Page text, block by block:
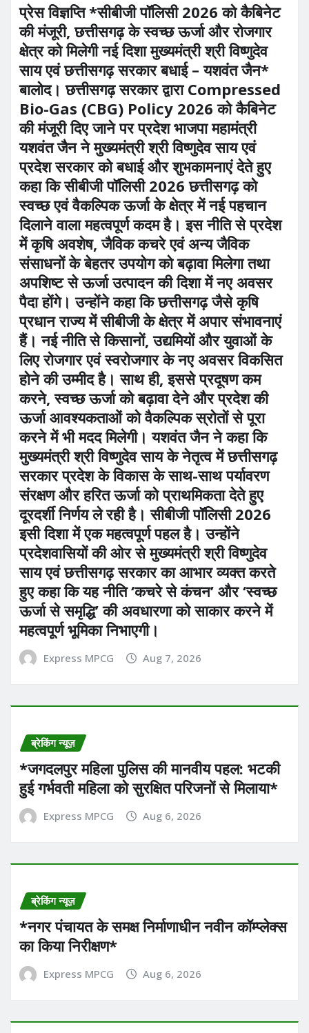
प्रेस विज्ञप्ति *सीबीजी पॉलिसी 2026 को कैबिनेट
की मंजूरी, छत्तीसगढ़ के स्वच्छ ऊर्जा और रोजगार
क्षेत्र को मिलेगी नई दिशा मुख्यमंत्री श्री विष्णुदेव
साय एवं छत्तीसगढ़ सरकार बधाई – यशवंत जैन*
बालोद। छत्तीसगढ़ सरकार द्वारा Compressed
Bio-Gas (CBG) Policy 2026 को कैबिनेट
की मंजूरी दिए जाने पर प्रदेश भाजपा महामंत्री
यशवंत जैन ने मुख्यमंत्री श्री विष्णुदेव साय एवं
प्रदेश सरकार को बधाई और शुभकामनाएं देते हुए
कहा कि सीबीजी पॉलिसी 2026 छत्तीसगढ़ को
स्वच्छ एवं वैकल्पिक ऊर्जा के क्षेत्र में नई पहचान
दिलाने वाला महत्वपूर्ण कदम है। इस नीति से प्रदेश
में कृषि अवशेष, जैविक कचरे एवं अन्य जैविक
संसाधनों के बेहतर उपयोग को बढ़ावा मिलेगा तथा
अपशिष्ट से ऊर्जा उत्पादन की दिशा में नए अवसर
पैदा होंगे। उन्होंने कहा कि छत्तीसगढ़ जैसे कृषि
प्रधान राज्य में सीबीजी के क्षेत्र में अपार संभावनाएं
हैं। नई नीति से किसानों, उद्यमियों और युवाओं के
लिए रोजगार एवं स्वरोजगार के नए अवसर विकसित
होने की उम्मीद है। साथ ही, इससे प्रदूषण कम
करने, स्वच्छ ऊर्जा को बढ़ावा देने और प्रदेश की
ऊर्जा आवश्यकताओं को वैकल्पिक स्रोतों से पूरा
करने में भी मदद मिलेगी। यशवंत जैन ने कहा कि
मुख्यमंत्री श्री विष्णुदेव साय के नेतृत्व में छत्तीसगढ़
सरकार प्रदेश के विकास के साथ-साथ पर्यावरण
संरक्षण और हरित ऊर्जा को प्राथमिकता देते हुए
दूरदर्शी निर्णय ले रही है। सीबीजी पॉलिसी 2026
इसी दिशा में एक महत्वपूर्ण पहल है। उन्होंने
प्रदेशवासियों की ओर से मुख्यमंत्री श्री विष्णुदेव
साय एवं छत्तीसगढ़ सरकार का आभार व्यक्त करते
हुए कहा कि यह नीति ‘कचरे से कंचन’ और ‘स्वच्छ
ऊर्जा से समृद्धि’ की अवधारणा को साकार करने में
महत्वपूर्ण भूमिका निभाएगी।
Express MPCG Aug 7, 2026
ब्रेकिंग न्यूज़
*​जगदलपुर महिला पुलिस की मानवीय पहल: भटकी
हुई गर्भवती महिला को सुरक्षित परिजनों से मिलाया*
Express MPCG Aug 6, 2026
ब्रेकिंग न्यूज़
*नगर पंचायत के समक्ष निर्माणाधीन नवीन कॉम्प्लेक्स
का किया निरीक्षण*
Express MPCG Aug 6, 2026